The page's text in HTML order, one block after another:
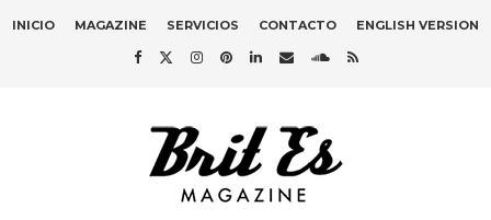
INICIO MAGAZINE SERVICIOS CONTACTO ENGLISH VERSION